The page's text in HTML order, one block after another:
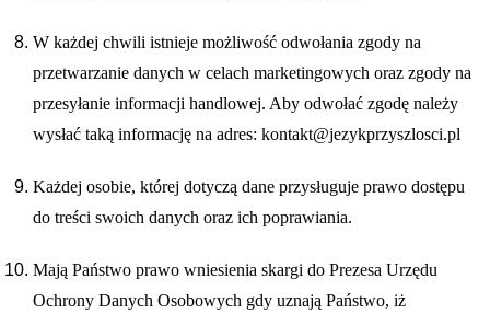
W każdej chwili istnieje możliwość odwołania zgody na
przetwarzanie danych w celach marketingowych oraz zgody na
przesyłanie informacji handlowej. Aby odwołać zgodę należy
wysłać taką informację na adres: kontakt@jezykprzyszlosci.pl
Każdej osobie, której dotyczą dane przysługuje prawo dostępu
do treści swoich danych oraz ich poprawiania.
Mają Państwo prawo wniesienia skargi do Prezesa Urzędu
Ochrony Danych Osobowych gdy uznają Państwo, iż